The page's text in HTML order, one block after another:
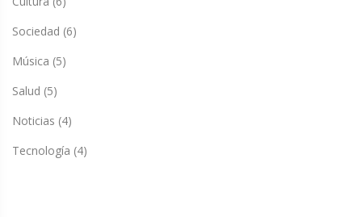
Sociedad (6)
Música (5)
Salud (5)
Noticias (4)
Tecnología (4)